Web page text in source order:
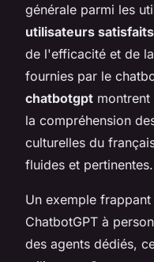
générale parmi les
utilisateurs
de l'efficacité et de
fournies par le
chatbotgpt
la compréhension
culturelles du
fluides et pertinentes.
Un exemple
ChatbotGPT à
des agents dédiés,